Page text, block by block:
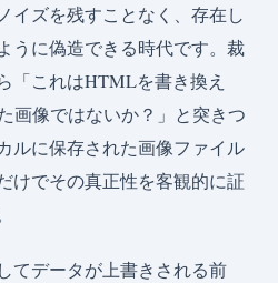
イズを残すことなく、存在し
うに偽造できる時代です。裁
「これはHTMLを書き換え
画像ではないか？」と突きつ
ルに保存された画像ファイル
けでその真正性を客観的に証
てデータが上書きされる前